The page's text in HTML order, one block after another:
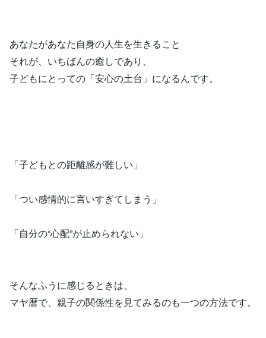
あなたがあなた自身の人生を生きること
それが、いちばんの癒しであり、
子どもにとっての「安心の土台」になるんです。
「子どもとの距離感が難しい」
「つい感情的に言いすぎてしまう」
「自分の“心配”が止められない」
そんなふうに感じるときは、
マヤ暦で、親子の関係性を見てみるのも一つの方法です。